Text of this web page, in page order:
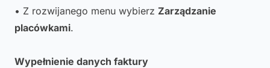
• Z rozwijanego menu wybierz Zarządzanie
placówkami.
Wypełnienie danych faktury